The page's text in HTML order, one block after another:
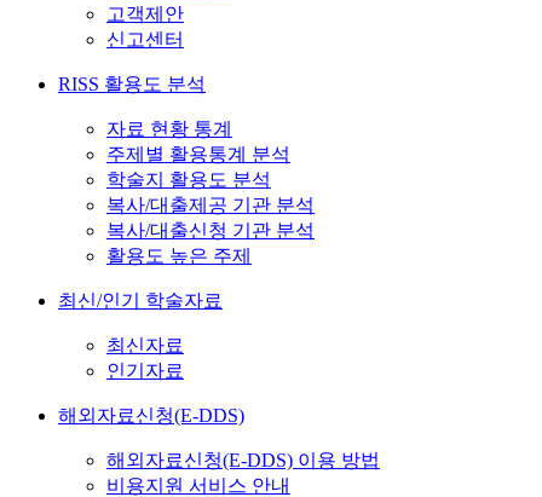
고객제안
신고센터
RISS 활용도 분석
자료 현황 통계
주제별 활용통계 분석
학술지 활용도 분석
복사/대출제공 기관 분석
복사/대출신청 기관 분석
활용도 높은 주제
최신/인기 학술자료
최신자료
인기자료
해외자료신청(E-DDS)
해외자료신청(E-DDS) 이용 방법
비용지원 서비스 안내